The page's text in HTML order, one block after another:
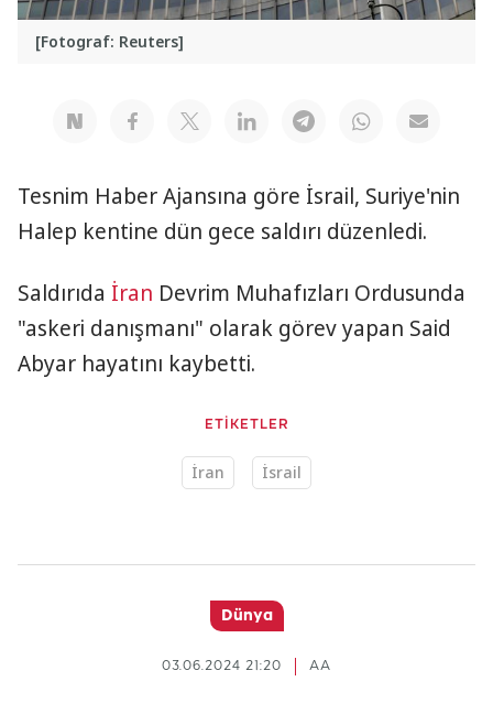
[Fotograf: Reuters]
Tesnim Haber Ajansına göre İsrail, Suriye'nin
Halep kentine dün gece saldırı düzenledi.
Saldırıda İran Devrim Muhafızları Ordusunda
"askeri danışmanı" olarak görev yapan Said
Abyar hayatını kaybetti.
ETİKETLER
İran İsrail
Dünya
AA
03.06.2024 21:20